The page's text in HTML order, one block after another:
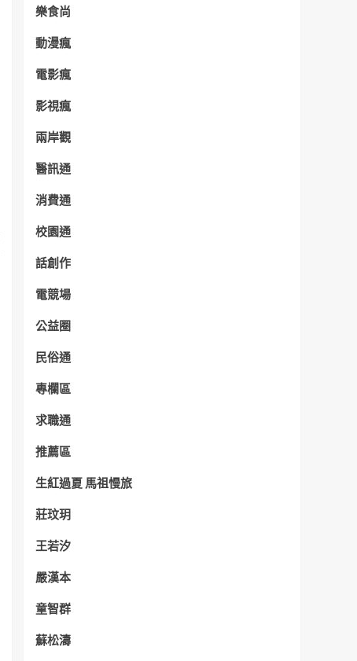
樂食尚
動漫瘋
電影瘋
影視瘋
兩岸觀
醫訊通
消費通
校園通
話創作
電競場
公益圈
民俗通
專欄區
求職通
推薦區
生紅過夏 馬祖慢旅
莊玟玥
王若汐
嚴漢本
童智群
蘇松濤